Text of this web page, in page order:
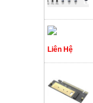
Liên Hệ